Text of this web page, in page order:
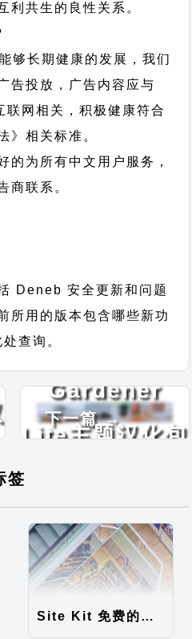
利共生的良性关系。
够长期健康的发展，我们
告投放，广告内容应与
网相关，积极健康符合
》相关标准。
的为所有中文用户服务，
商联系。
Deneb 安全更新和问题
所用的版本包含哪些新功
查询。
下一篇 →
Gardener
Lite主题汉化包
签
Site Kit 免费的WordPress数据统计插件